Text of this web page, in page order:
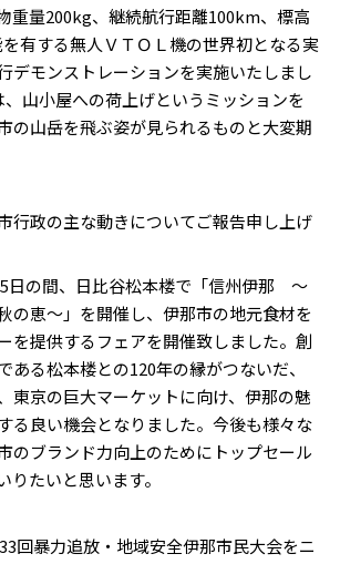
重量200kg、継続航行距離100km、標高
有する無人ＶＴＯＬ機の世界初となる実
デモンストレーションを実施いたしまし
山小屋への荷上げというミッションを
の山岳を飛ぶ姿が見られるものと大変期
行政の主な動きについてご報告申し上げ
日の間、日比谷松本楼で「信州伊那 ～
恵～」を開催し、伊那市の地元食材を
を提供するフェアを開催致しました。創
ある松本楼との120年の縁がつないだ、
東京の巨大マーケットに向け、伊那の魅
る良い機会となりました。今後も様々な
のブランド力向上のためにトップセール
りたいと思います。
回暴力追放・地域安全伊那市民大会をニ